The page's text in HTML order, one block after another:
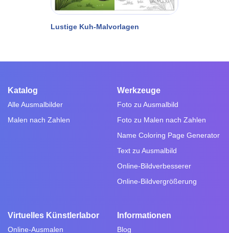
Lustige Kuh-Malvorlagen
Katalog
Alle Ausmalbilder
Malen nach Zahlen
Werkzeuge
Foto zu Ausmalbild
Foto zu Malen nach Zahlen
Name Coloring Page Generator
Text zu Ausmalbild
Online-Bildverbesserer
Online-Bildvergrößerung
Virtuelles Künstlerlabor
Online-Ausmalen
Informationen
Blog